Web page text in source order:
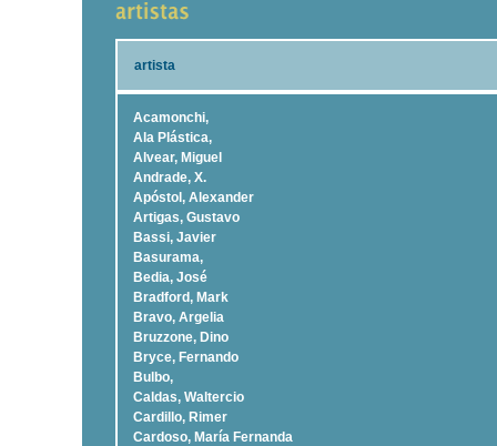
artista
Acamonchi,
Ala Plástica,
Alvear, Miguel
Andrade, X.
Apóstol, Alexander
Artigas, Gustavo
Bassi, Javier
Basurama,
Bedia, José
Bradford, Mark
Bravo, Argelia
Bruzzone, Dino
Bryce, Fernando
Bulbo,
Caldas, Waltercio
Cardillo, Rimer
Cardoso, Marí­a Fernanda